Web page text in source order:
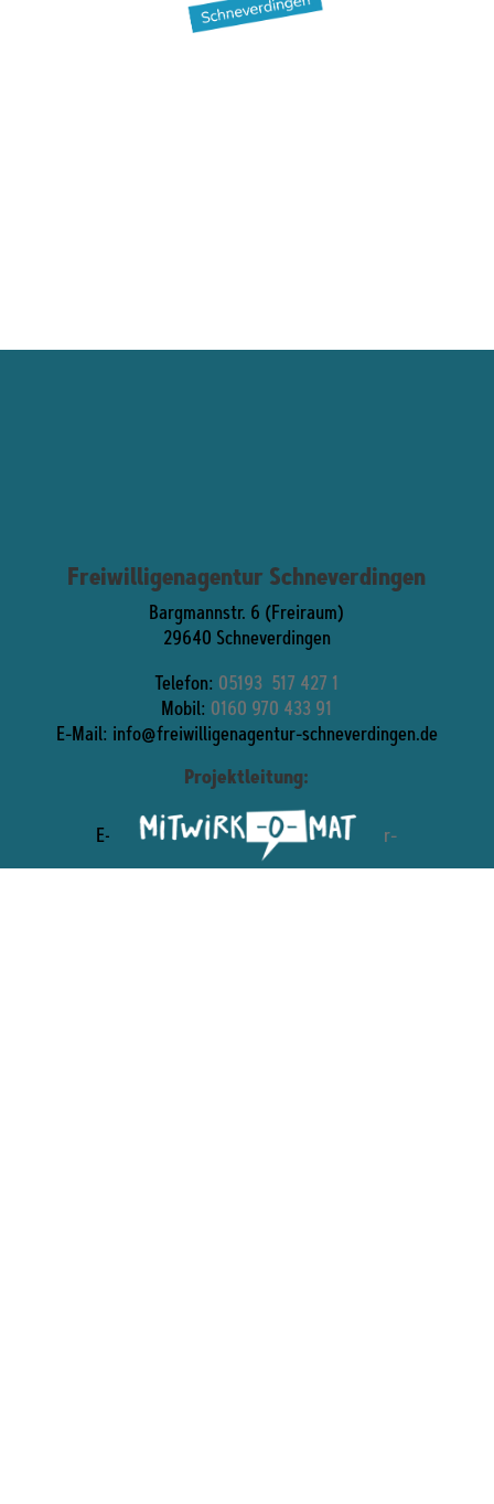
Freiwilligenagentur Schneverdingen
Bargmannstr. 6 (Freiraum)
29640 Schneverdingen
Telefon: 05193 517 427 1
Mobil: 0160 970 433 91
E-Mail: info@freiwilligenagentur-schneverdingen.de
Projektleitung:
Silvia Ehrke
E-Mail:silvia.ehrke@freiwilligenagentur-
schneverdingen.de